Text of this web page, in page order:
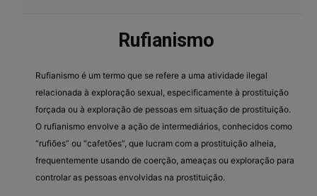
Rufianismo
Rufianismo é um termo que se refere a uma atividade ilegal
relacionada à exploração sexual, especificamente à prostituição
forçada ou à exploração de pessoas em situação de prostituição.
O rufianismo envolve a ação de intermediários, conhecidos como
“rufiões” ou “cafetões”, que lucram com a prostituição alheia,
frequentemente usando de coerção, ameaças ou exploração para
controlar as pessoas envolvidas na prostituição.